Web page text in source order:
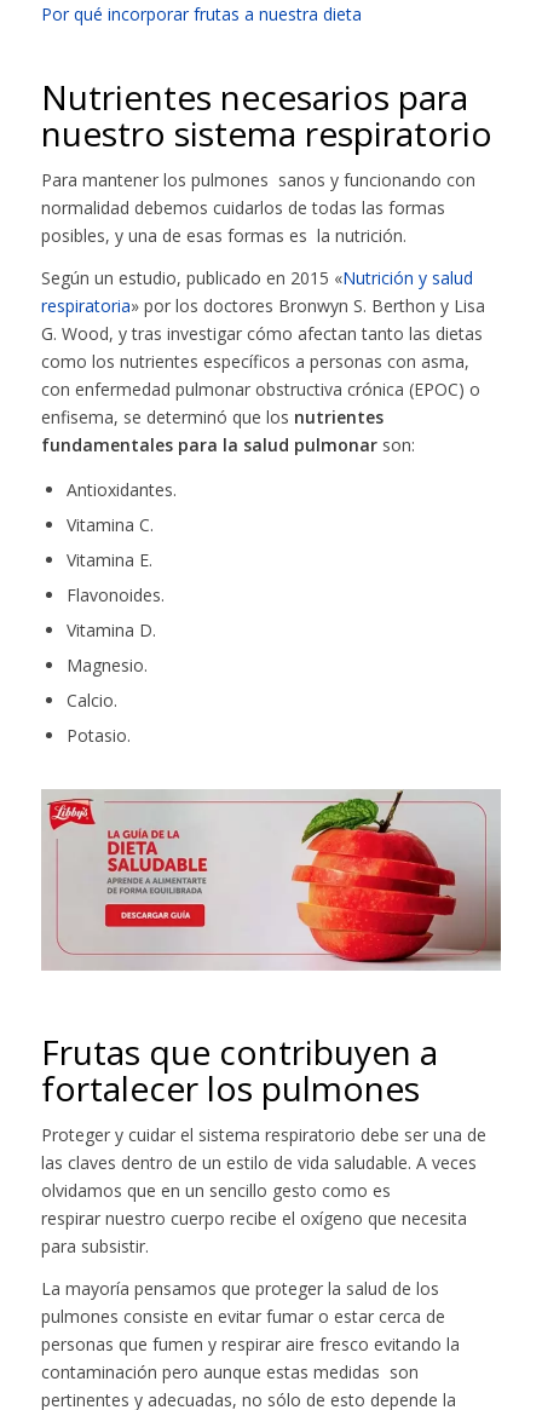
Por qué incorporar frutas a nuestra dieta
Nutrientes necesarios para
nuestro sistema respiratorio
Para mantener los pulmones sanos y funcionando con
normalidad debemos cuidarlos de todas las formas
posibles, y una de esas formas es la nutrición.
Según un estudio, publicado en 2015 «Nutrición y salud
respiratoria» por los doctores Bronwyn S. Berthon y Lisa
G. Wood, y tras investigar cómo afectan tanto las dietas
como los nutrientes específicos a personas con asma,
con enfermedad pulmonar obstructiva crónica (EPOC) o
enfisema, se determinó que los nutrientes
fundamentales para la salud pulmonarson:
Antioxidantes.
Vitamina C.
Vitamina E.
Flavonoides.
Vitamina D.
Magnesio.
Calcio.
Potasio.
Frutas que contribuyen a
fortalecer los pulmones
Proteger y cuidar el sistema respiratorio debe ser una de
las claves dentro de un estilo de vida saludable. A veces
olvidamos que en un sencillo gesto como es
respirar nuestro cuerpo recibe el oxígeno que necesita
para subsistir.
La mayoría pensamos que proteger la salud de los
pulmones consiste en evitar fumar o estar cerca de
personas que fumen y respirar aire fresco evitando la
contaminación pero aunque estas medidas son
pertinentes y adecuadas, no sólo de esto depende la